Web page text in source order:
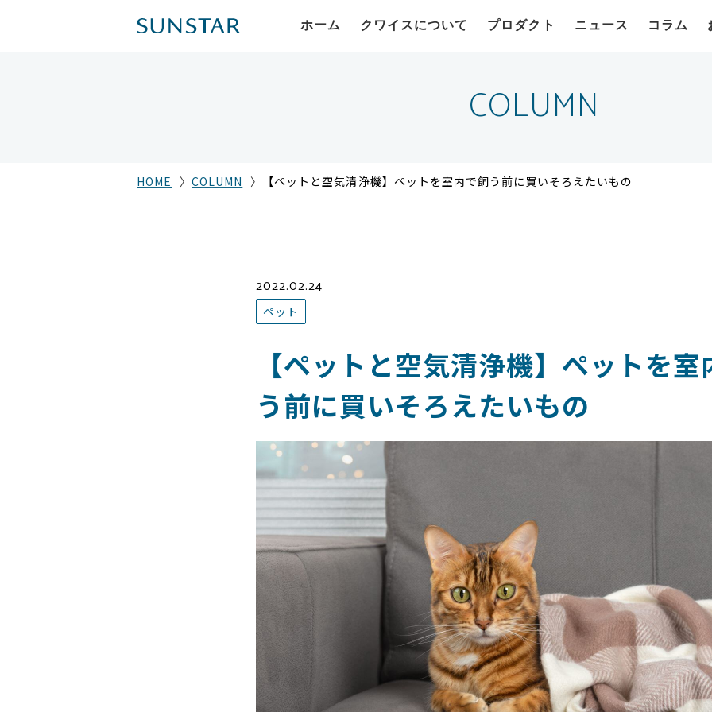
ホーム クワイスについて プロダクト ニュース コラム
COLUMN
HOME COLUMN 【ペットと空気清浄機】ペットを室内で飼う前に買いそろえたいもの
2022.02.24
ペット
【ペットと空気清浄機】ペットを
う前に買いそろえたいもの